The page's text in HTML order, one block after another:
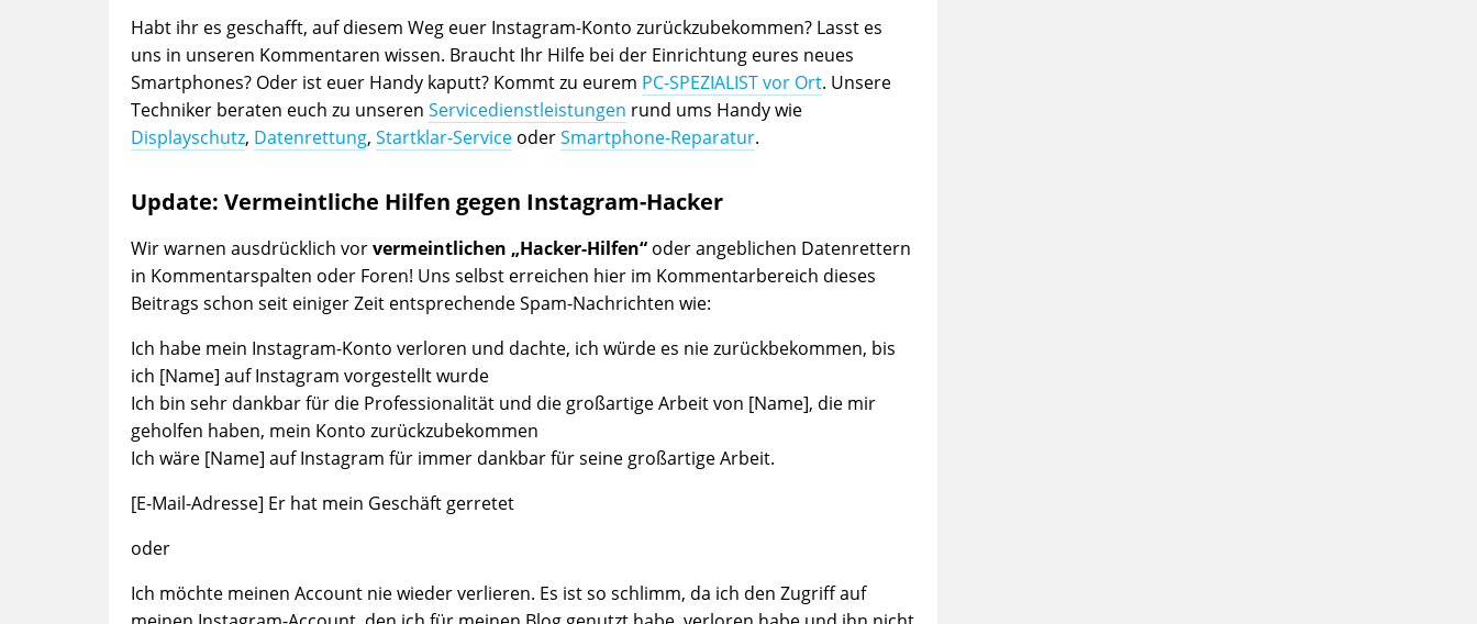
Habt ihr es geschafft, auf diesem Weg euer Instagram-Konto zurückzubekommen? Lasst es
uns in unseren Kommentaren wissen. Braucht Ihr Hilfe bei der Einrichtung eures neues
Smartphones? Oder ist euer Handy kaputt? Kommt zu eurem PC-SPEZIALIST vor Ort. Unsere
Techniker beraten euch zu unseren Servicedienstleistungen rund ums Handy wie
Displayschutz, Datenrettung, Startklar-ServiceoderSmartphone-Reparatur.
Update: Vermeintliche Hilfen gegen Instagram-Hacker
Wir warnen ausdrücklich vorvermeintlichen „Hacker-Hilfen“oder angeblichen Datenrettern
in Kommentarspalten oder Foren! Uns selbst erreichen hier im Kommentarbereich dieses
Beitrags schon seit einiger Zeit entsprechende Spam-Nachrichten wie:
Ich habe mein Instagram-Konto verloren und dachte, ich würde es nie zurückbekommen, bis
ich [Name] auf Instagram vorgestellt wurde
Ich bin sehr dankbar für die Professionalität und die großartige Arbeit von [Name], die mir
geholfen haben, mein Konto zurückzubekommen
Ich wäre [Name] auf Instagram für immer dankbar für seine großartige Arbeit.
[E-Mail-Adresse] Er hat mein Geschäft gerretet
oder
Ich möchte meinen Account nie wieder verlieren. Es ist so schlimm, da ich den Zugriff auf